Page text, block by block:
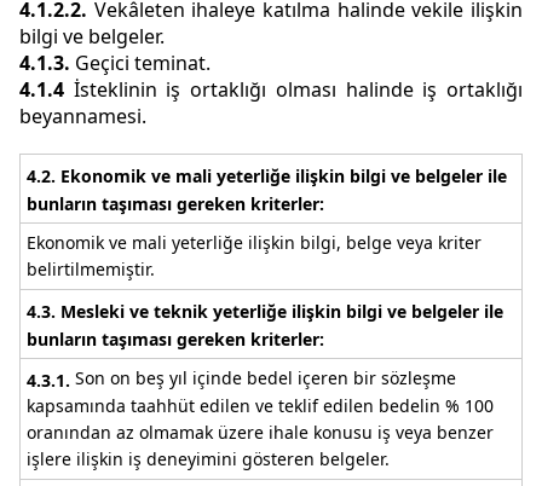
4.1.2.2. Vekâleten ihaleye katılma halinde vekile ilişkin
bilgi ve belgeler.
4.1.3. Geçici teminat.
4.1.4 İsteklinin iş ortaklığı olması halinde iş ortaklığı
beyannamesi.
4.2. Ekonomik ve mali yeterliğe ilişkin bilgi ve belgeler ile
bunların taşıması gereken kriterler:
Ekonomik ve mali yeterliğe ilişkin bilgi, belge veya kriter
belirtilmemiştir.
4.3. Mesleki ve teknik yeterliğe ilişkin bilgi ve belgeler ile
bunların taşıması gereken kriterler:
4.3.1. Son on beş yıl içinde bedel içeren bir sözleşme
kapsamında taahhüt edilen ve teklif edilen bedelin % 100
oranından az olmamak üzere ihale konusu iş veya benzer
işlere ilişkin iş deneyimini gösteren belgeler.